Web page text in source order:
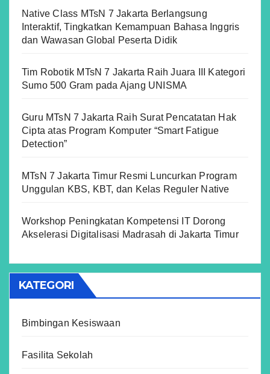
Native Class MTsN 7 Jakarta Berlangsung
Interaktif, Tingkatkan Kemampuan Bahasa Inggris
dan Wawasan Global Peserta Didik
Tim Robotik MTsN 7 Jakarta Raih Juara III Kategori
Sumo 500 Gram pada Ajang UNISMA
Guru MTsN 7 Jakarta Raih Surat Pencatatan Hak
Cipta atas Program Komputer “Smart Fatigue
Detection”
MTsN 7 Jakarta Timur Resmi Luncurkan Program
Unggulan KBS, KBT, dan Kelas Reguler Native
Workshop Peningkatan Kompetensi IT Dorong
Akselerasi Digitalisasi Madrasah di Jakarta Timur
KATEGORI
Bimbingan Kesiswaan
Fasilita Sekolah